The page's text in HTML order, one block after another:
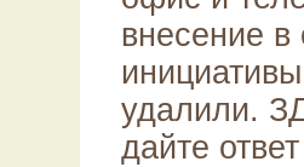
внесение в
удалили.
дайте